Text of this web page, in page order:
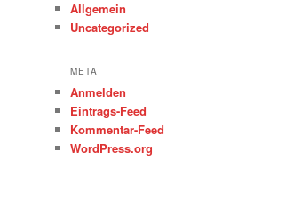
Allgemein
Uncategorized
META
Anmelden
Eintrags-Feed
Kommentar-Feed
WordPress.org